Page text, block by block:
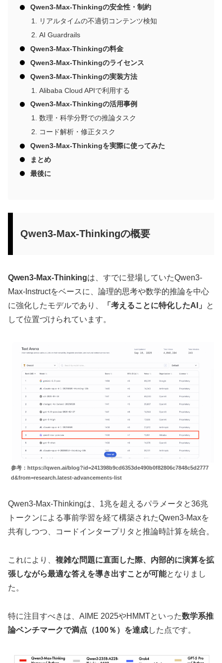
Qwen3-Max-Thinkingの安全性・制約
リアルタイムの不適切コンテンツ検知
AI Guardrails
Qwen3-Max-Thinkingの料金
Qwen3-Max-Thinkingのライセンス
Qwen3-Max-Thinkingの実装方法
Alibaba Cloud APIで利用する
Qwen3-Max-Thinkingの活用事例
数理・科学分野での推論タスク
コード解析・修正タスク
Qwen3-Max-Thinkingを実際に使ってみた
まとめ
最後に
Qwen3-Max-Thinkingの概要
Qwen3-Max-Thinkingは、すでに登場していたQwen3-
Max-Instructをベースに、論理的思考や数学的推論を中心
に強化したモデルであり、
「考えることに特化したAI」
と
して位置づけられています。
参考：https://qwen.ai/blog?id=241398b9cd6353de490b0f82806c7848c5d2777
d&from=research.latest-advancements-list
Qwen3-Max-Thinkingは、1兆を超えるパラメータと36兆
トークンによる事前学習を経て構築されたQwen3-Maxを
共有しつつ、コードインタープリタと推論時計算を統合。
これにより、 複雑な問題に直面した際、内部的に演算を拡
張しながら最適な答えを導き出すことが可能となりまし
た。
特に注目すべきは、AIME 2025やHMMTといった数学系推
論ベンチマークで満点（100％）を達成した点です。